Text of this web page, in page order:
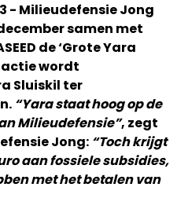
- Milieudefensie Jong
samen met
de ‘Grote Yara
wordt
Sluiskil ter
“Yara staat hoog op de
Milieudefensie”, zegt
Jong: “Toch krijgt
aan fossiele subsidies,
met het betalen van